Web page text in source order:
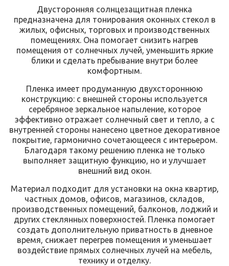
Двусторонняя солнцезащитная пленка
предназначена для тонирования оконных стекол в
жилых, офисных, торговых и производственных
помещениях. Она помогает снизить нагрев
помещения от солнечных лучей, уменьшить яркие
блики и сделать пребывание внутри более
комфортным.
Пленка имеет продуманную двухстороннюю
конструкцию: с внешней стороны используется
серебряное зеркальное напыление, которое
эффективно отражает солнечный свет и тепло, а с
внутренней стороны нанесено цветное декоративное
покрытие, гармонично сочетающееся с интерьером.
Благодаря такому решению пленка не только
выполняет защитную функцию, но и улучшает
внешний вид окон.
Материал подходит для установки на окна квартир,
частных домов, офисов, магазинов, складов,
производственных помещений, балконов, лоджий и
других стеклянных поверхностей. Пленка помогает
создать дополнительную приватность в дневное
время, снижает перегрев помещения и уменьшает
воздействие прямых солнечных лучей на мебель,
технику и отделку.